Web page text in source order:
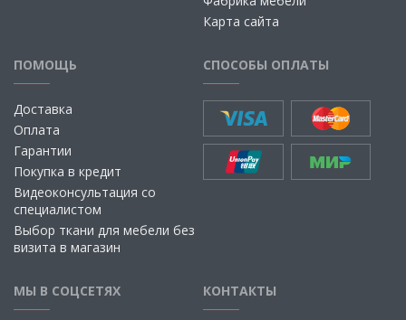
Карта сайта
ПОМОЩЬ
Доставка
Оплата
Гарантии
Покупка в кредит
Видеоконсультация со
специалистом
Выбор ткани для мебели без
визита в магазин
СПОСОБЫ ОПЛАТЫ
МЫ В СОЦСЕТЯХ КОНТАКТЫ